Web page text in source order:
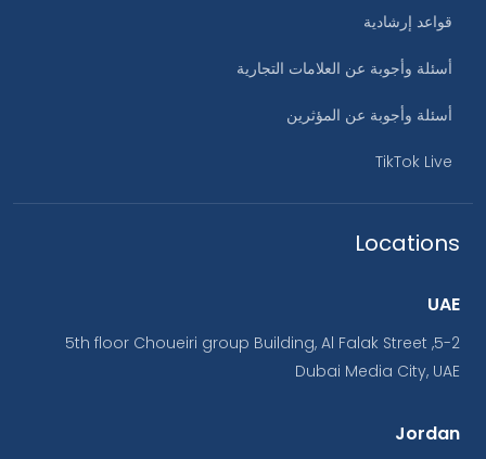
قواعد إرشادية
أسئلة وأجوبة عن العلامات التجارية
أسئلة وأجوبة عن المؤثرين
TikTok Live
Locations
UAE
5-2, 5th floor Choueiri group Building, Al Falak Street
Dubai Media City, UAE
Jordan